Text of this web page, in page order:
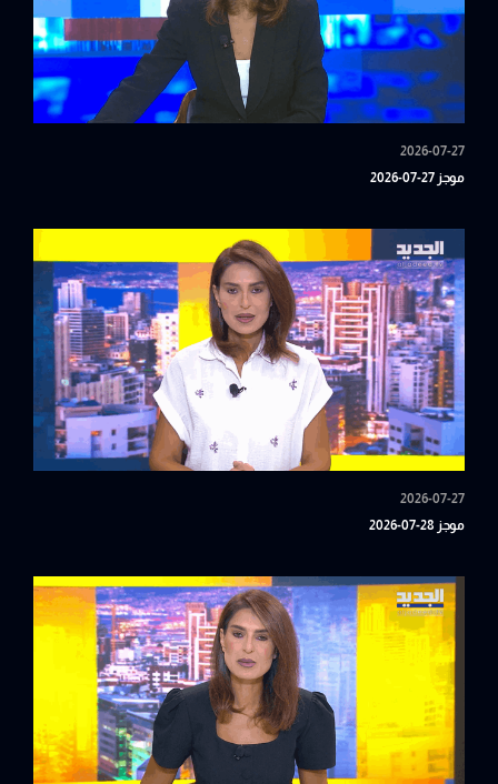
2026-07-27
موجز 27-07-2026
2026-07-27
موجز 28-07-2026